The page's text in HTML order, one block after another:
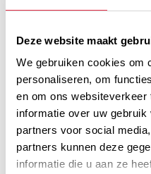
Deze website maakt
We gebruiken cookies om
personaliseren, om
en om ons
informatie over uw
partners voor social
partners kunnen deze
informatie die u aan ze
Gratis cadeau vanaf € 75,-
Productomschrijving
Voedingswaarde